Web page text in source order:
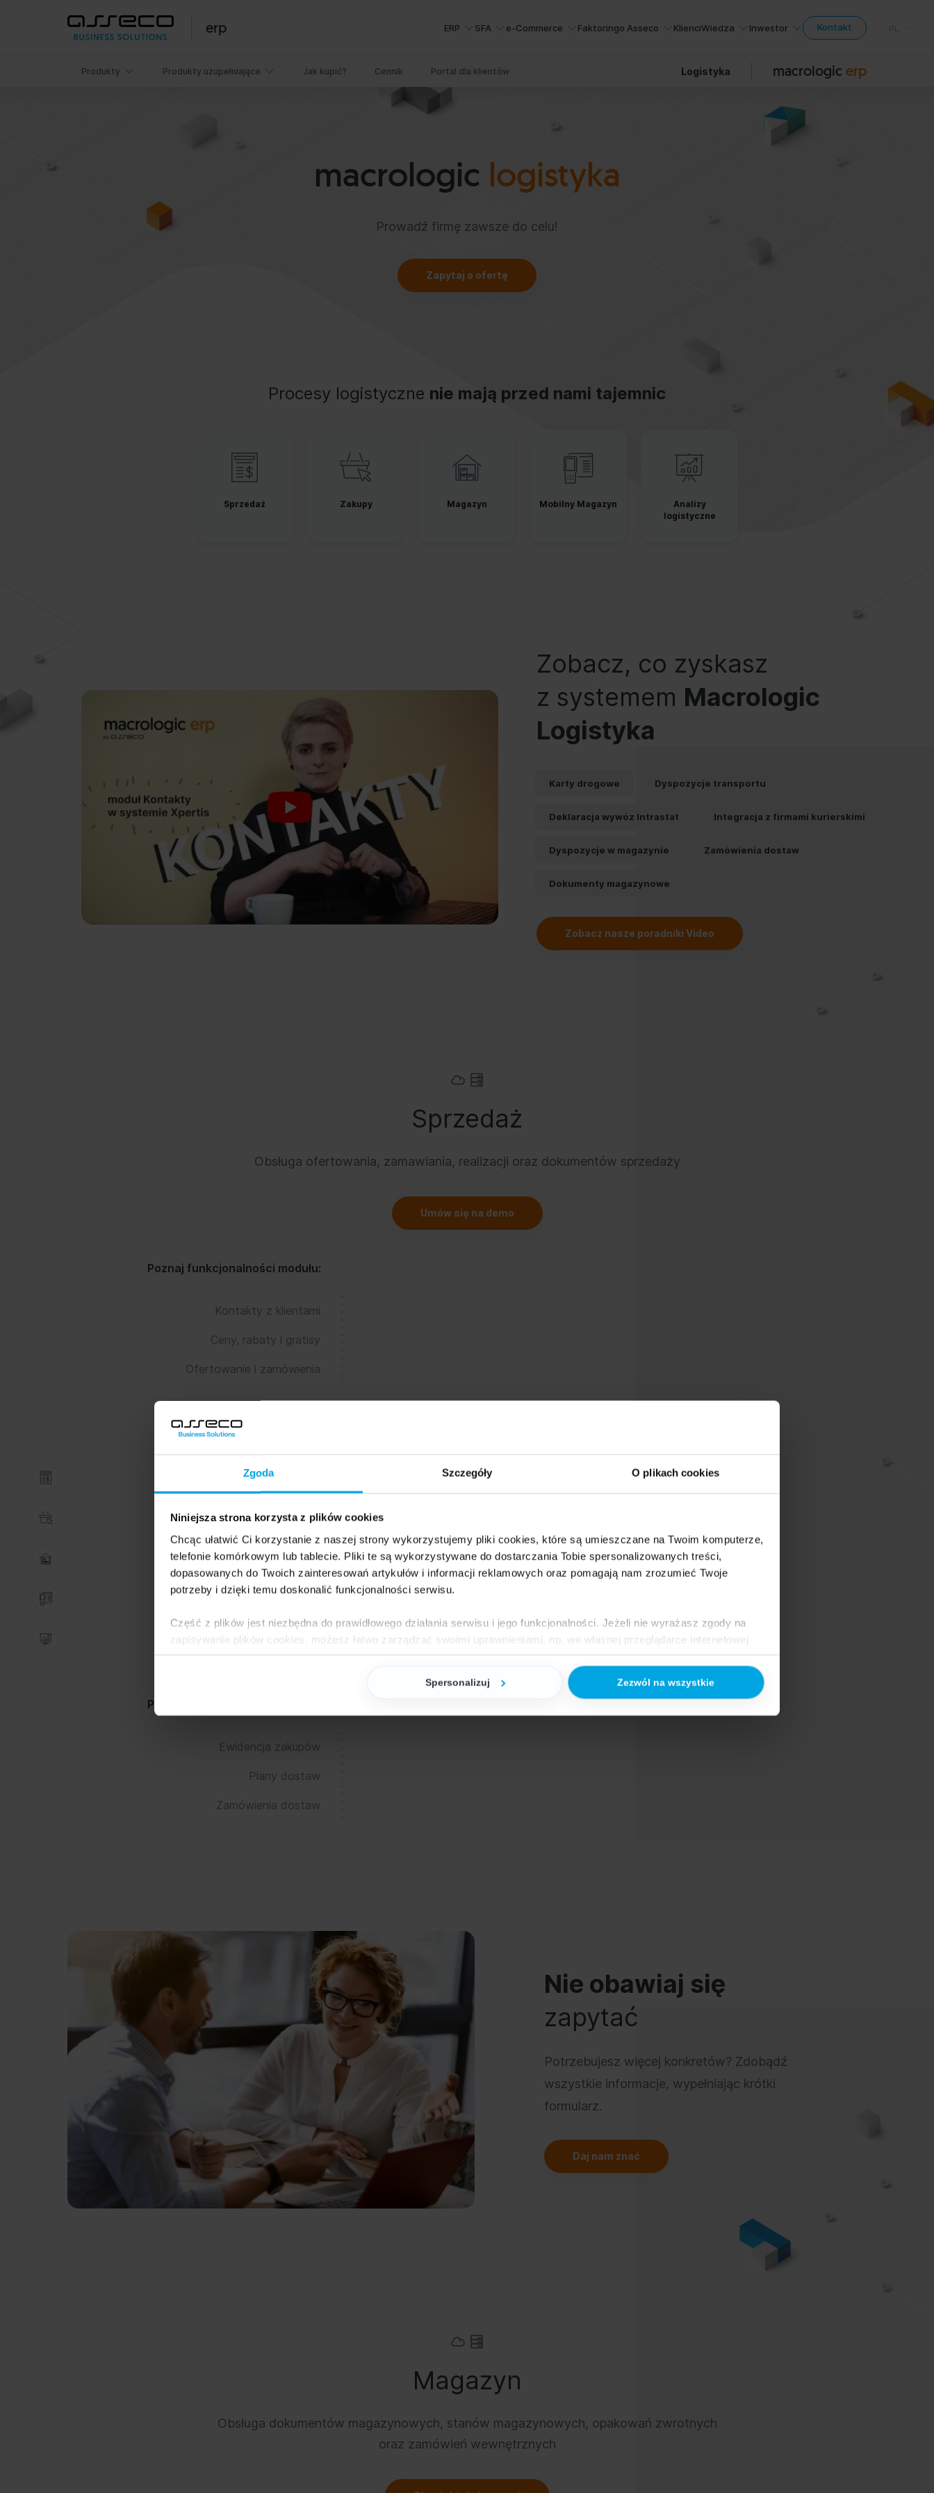
Zgoda Szczegóły O plikach cookies
Niniejsza strona korzysta z plików cookies
Chcąc ułatwić Ci korzystanie z naszej strony wykorzystujemy pliki cookies, które są umieszczane na Twoim komputerze,
telefonie komórkowym lub tablecie. Pliki te są wykorzystywane do dostarczania Tobie spersonalizowanych treści,
dopasowanych do Twoich zainteresowań artykułów i informacji reklamowych oraz pomagają nam zrozumieć Twoje
potrzeby i dzięki temu doskonalić funkcjonalności serwisu.
Część z plików jest niezbędna do prawidłowego działania serwisu i jego funkcjonalności. Jeżeli nie wyrażasz zgody na
zapisywanie plików cookies, możesz łatwo zarządzać swoimi uprawnieniami, np. we własnej przeglądarce internetowej
lub po wybraniu opcji Zarządzaj cookies. Szczegółowe informacje na ten temat znajdziesz w naszejPolityce Cookies
Spersonalizuj Zezwól na wszystkie
erp ERP SFA e-Commerce Faktoringo Asseco KlienciWiedza Inwestor Kontakt
Produkty Produkty uzupełniające Jak kupić? Cennik Portal dla klientów Logistyka macrologic erp
macrologic logistyka
Prowadź firmę zawsze do celu!
Zapytaj o ofertę
Procesy logistyczne nie mają przed nami tajemnic
Sprzedaż Zakupy Magazyn Mobilny Magazyn
Analizy
logistyczne
Zobacz, co zyskasz
z systemem Macrologic
Logistyka
Karty drogowe Dyspozycje transportu
Deklaracja wywóz Intrastat Integracja z firmami kurierskimi
Dyspozycje w magazynie Zamówienia dostaw
Dokumenty magazynowe
Zobacz nasze poradniki Video
Sprzedaż
Obsługa ofertowania, zamawiania, realizacji oraz dokumentów sprzedaży
Umów się na demo
Poznaj funkcjonalności modułu:
Kontakty z klientami
Ceny, rabaty i gratisy
Ofertowanie i zamówienia
Zakupy
Wsparcie obsługi dokumentów zakupu od dostawców zewnętrznych oraz wewnętrznych
Poznaj funkcjonalności modułu
Ewidencja zakupów
Plany dostaw
Zamówienia dostaw
Nie obawiaj się
zapytać
Potrzebujesz więcej konkretów? Zdobądź
wszystkie informacje, wypełniając krótki
formularz.
Daj nam znać
Magazyn
Obsługa dokumentów magazynowych, stanów magazynowych, opakowań zwrotnych
oraz zamówień wewnętrznych